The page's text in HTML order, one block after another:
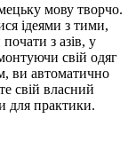
мову творчо.
ідеями з тими,
з азів, у
свій одяг
ви автоматично
свій власний
для практики.